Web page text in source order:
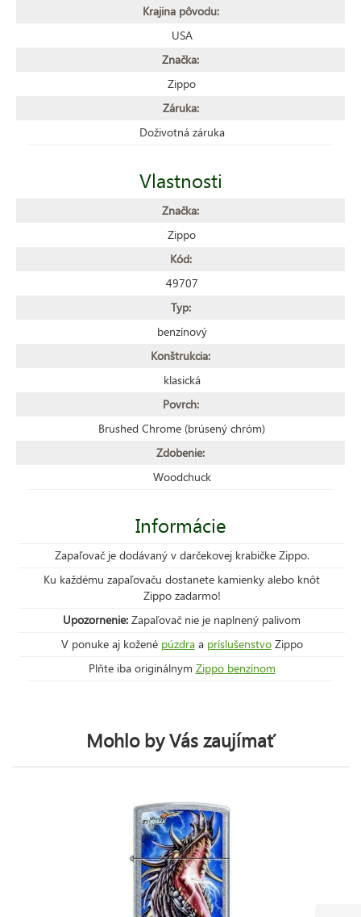
Krajina pôvodu:
USA
Značka:
Zippo
Záruka:
Doživotná záruka
Vlastnosti
Značka:
Zippo
Kód:
49707
Typ:
benzínový
Konštrukcia:
klasická
Povrch:
Brushed Chrome (brúsený chróm)
Zdobenie:
Woodchuck
Informácie
Zapaľovač je dodávaný v darčekovej krabičke Zippo.
Ku každému zapaľovaču dostanete kamienky alebo knôt
Zippo zadarmo!
Upozornenie: Zapaľovač nie je naplnený palivom
V ponuke aj kožené púzdraa príslušenstvoZippo
Plňte iba originálnym Zippo benzínom
Mohlo by Vás zaujímať